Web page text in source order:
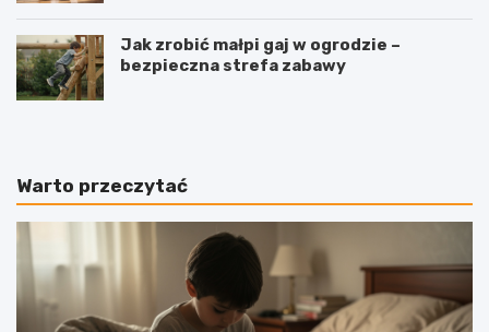
Jak zrobić małpi gaj w ogrodzie –
bezpieczna strefa zabawy
Warto przeczytać